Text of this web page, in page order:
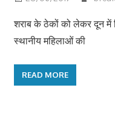
शराब के ठेकों को लेकर दून में
स्थानीय महिलाओं की
READ MORE